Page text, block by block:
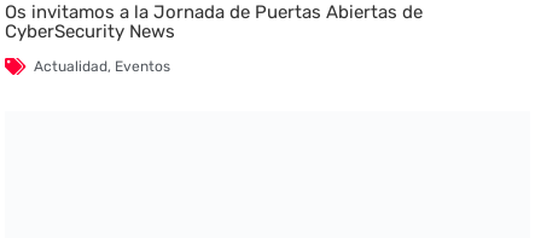
Os invitamos a la Jornada de Puertas Abiertas de
CyberSecurity News
Actualidad, Eventos